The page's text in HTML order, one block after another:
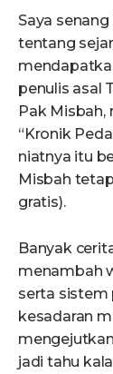
Saya
tentang
penulis asal
Pak
“Kronik
niatnya itu
Misbah
gratis).
Banyak
menambah
serta sistem
kesadaran
jadi tahu